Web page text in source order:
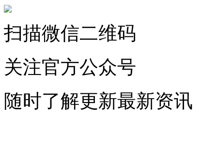
扫描微信二维码
关注官方公众号
随时了解更新最新资讯